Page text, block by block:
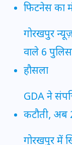
फिटनेस का
गोरखपुर
वाले 6
हौसला
GDA ने
कटौती, अब
गोरखपुर में